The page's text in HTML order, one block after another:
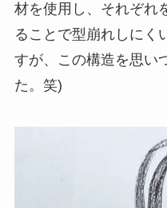
材を使用し、それぞれ
ることで型崩れしにく
すが、この構造を思い
た。笑)